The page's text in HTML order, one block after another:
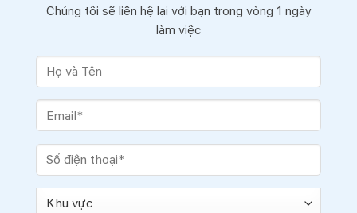
Chúng tôi sẽ liên hệ lại với bạn trong vòng 1 ngày
làm việc